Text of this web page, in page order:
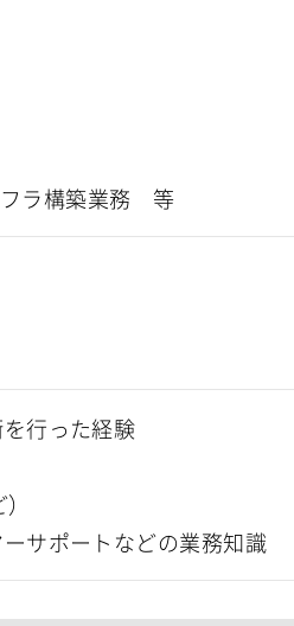
フラ構築業務 等
行った経験
サポートなどの業務知識